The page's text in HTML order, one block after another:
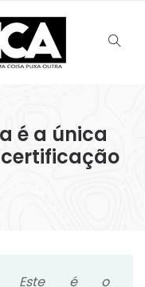
é a única
Este é o